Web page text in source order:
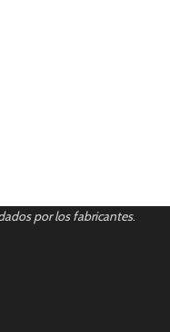
por los fabricantes.